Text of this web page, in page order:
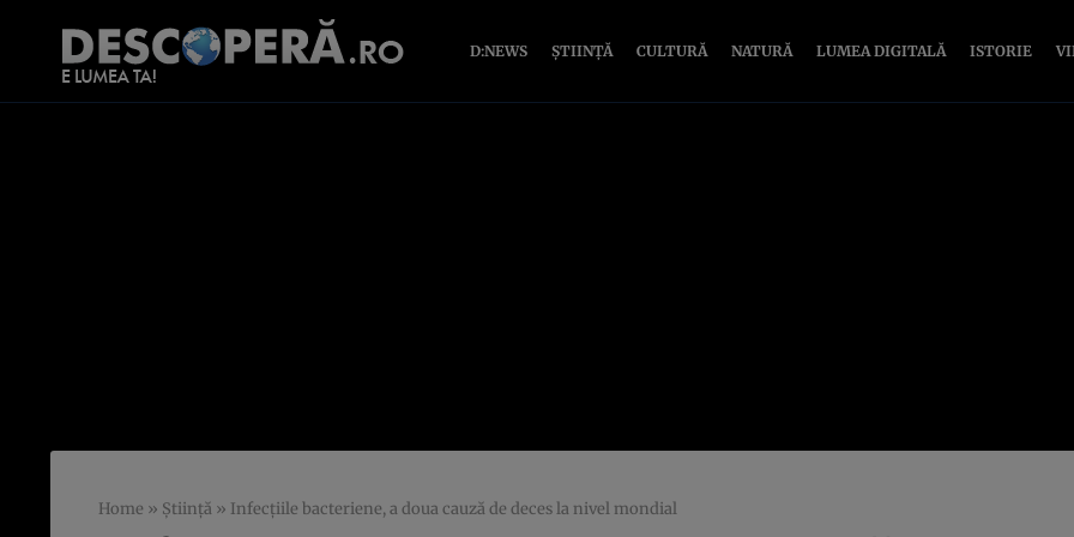
D:NEWS ȘTIINȚĂ CULTURĂ NATURĂ LUMEA DIGITALĂ ISTORIE
Home » Știință » Infecțiile bacteriene, a doua cauză de deces la nivel mondial